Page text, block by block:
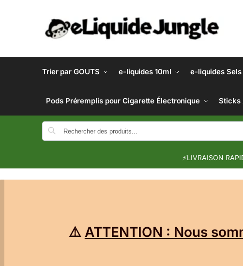
Trier par GOUTS e-liquides 10ml e-liquides Sels
Pods Préremplis pour Cigarette Électronique Sticks
⚡LIVRAISON
⚠️ ATTENTION : Nous